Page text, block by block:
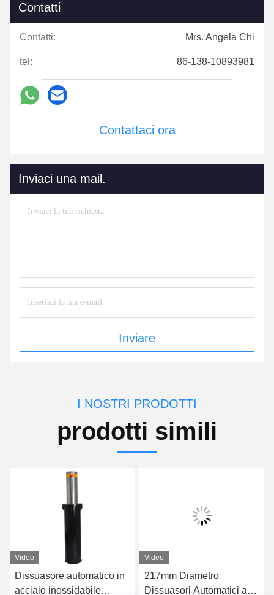
Contatti
Contatti: Mrs. Angela Chi
tel: 86-138-10893981
Contattaci ora
Inviaci una mail.
Inviare
I NOSTRI PRODOTTI
prodotti simili
Video
Dissuasore automatico in
acciaio inossidabile
Video
217mm Diametro
Dissuasori Automatici ad